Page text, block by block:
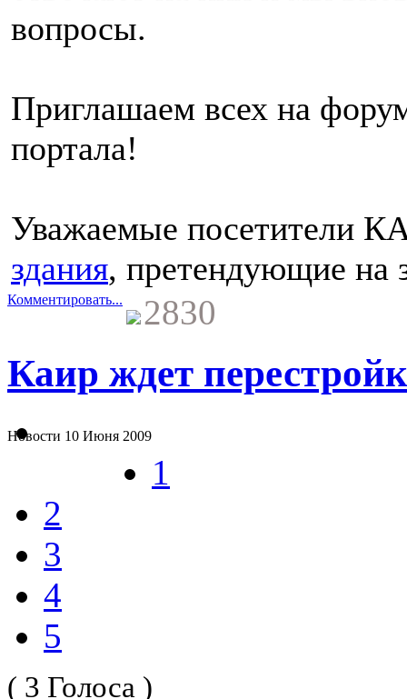
вопросы.
Приглашаем всех на
портала!
Уважаемые посетители
здания, претендующие на
Комментировать... 2830
Каир ждет
Новости 10 Июня 2009
1
2
3
4
5
( 3 Голоса )